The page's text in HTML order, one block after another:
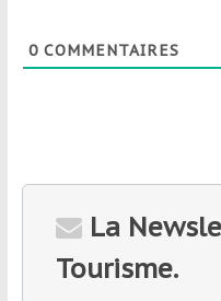
0COMMENTAIRES
La
Tourisme.